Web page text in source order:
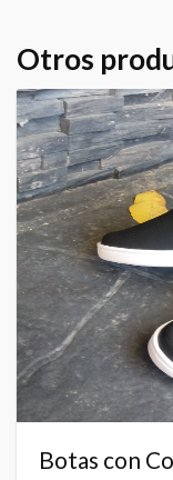
Otros
Botas con